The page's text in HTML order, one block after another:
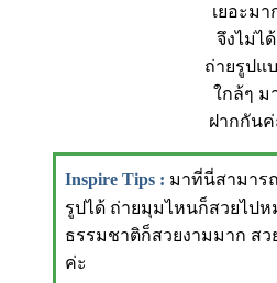
เยอะมา
จึงไม่ได้
ถ่ายรูปแ
ใกล้ๆ ม
ฝากกันค่
Inspire Tips : มาที่นี่สามาร
รูปได้ ถ่ายมุมไหนก็สวยไปห
ธรรมชาติก็สวยงามมาก สว
ค่ะ